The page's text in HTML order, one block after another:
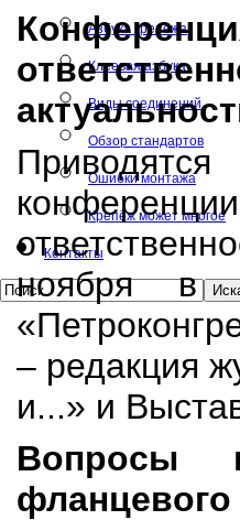
Азбука крепежа
Клеевая азбука
Виды соединений
Обзор стандартов
Ошибки монтажа
Крепёж может многое
Контакты
ноября в
– редакция
и...» и
Вопросы
фланцевого